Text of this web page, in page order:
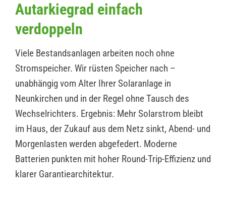
Autarkiegrad einfach
verdoppeln
Viele Bestandsanlagen arbeiten noch ohne
Stromspeicher. Wir rüsten Speicher nach –
unabhängig vom Alter Ihrer Solaranlage in
Neunkirchen und in der Regel ohne Tausch des
Wechselrichters. Ergebnis: Mehr Solarstrom bleibt
im Haus, der Zukauf aus dem Netz sinkt, Abend- und
Morgenlasten werden abgefedert. Moderne
Batterien punkten mit hoher Round-Trip-Effizienz und
klarer Garantiearchitektur.